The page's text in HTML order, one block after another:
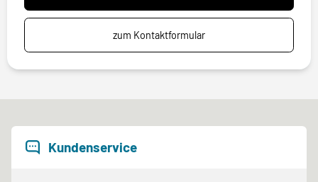
zum Kontaktformular
Kundenservice